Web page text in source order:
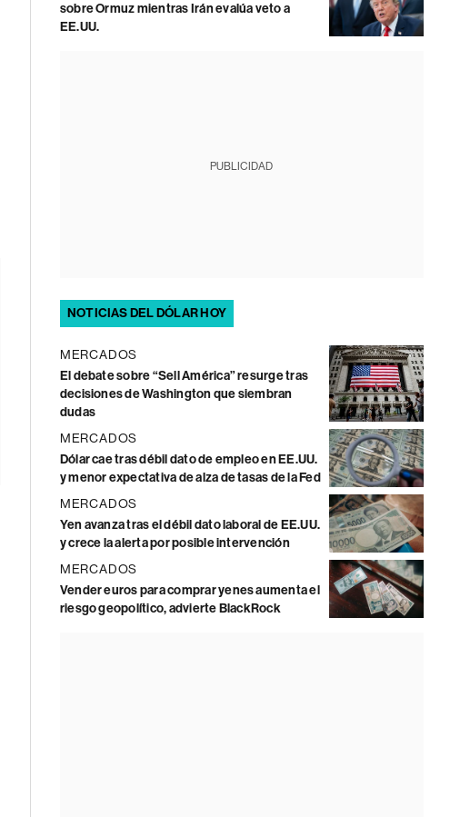
sobre Ormuz mientras Irán evalúa veto a
EE.UU.
PUBLICIDAD
NOTICIAS DEL DÓLAR HOY
MERCADOS
El debate sobre “Sell América” resurge tras
decisiones de Washington que siembran
dudas
MERCADOS
Dólar cae tras débil dato de empleo en EE.UU.
y menor expectativa de alza de tasas de la Fed
MERCADOS
Yen avanza tras el débil dato laboral de EE.UU.
y crece la alerta por posible intervención
MERCADOS
Vender euros para comprar yenes aumenta el
riesgo geopolítico, advierte BlackRock